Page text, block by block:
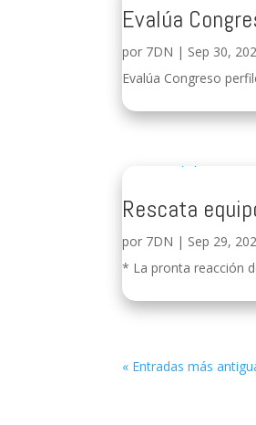
Evalúa
por 7DN | Sep 30,
Evalúa Congreso
Rescata
por 7DN | Sep 29,
* La pronta reacción
« Entradas más